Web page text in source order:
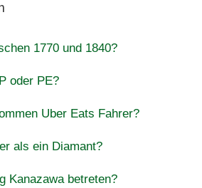
1770 und 1840?
oder PE?
Uber Eats Fahrer?
als ein Diamant?
Kanazawa betreten?